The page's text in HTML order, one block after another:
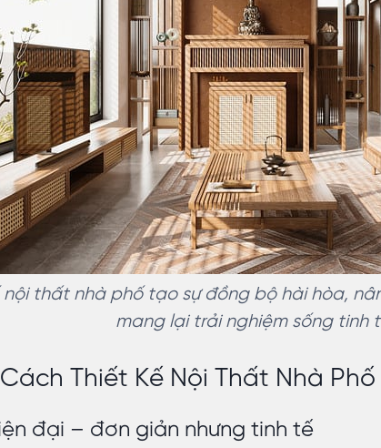
nội thất nhà phố tạo sự đồng bộ hài hòa,
mang lại trải nghiệm sống tinh
Thiết Kế Nội Thất Nhà
đại – đơn giản nhưng tinh tế